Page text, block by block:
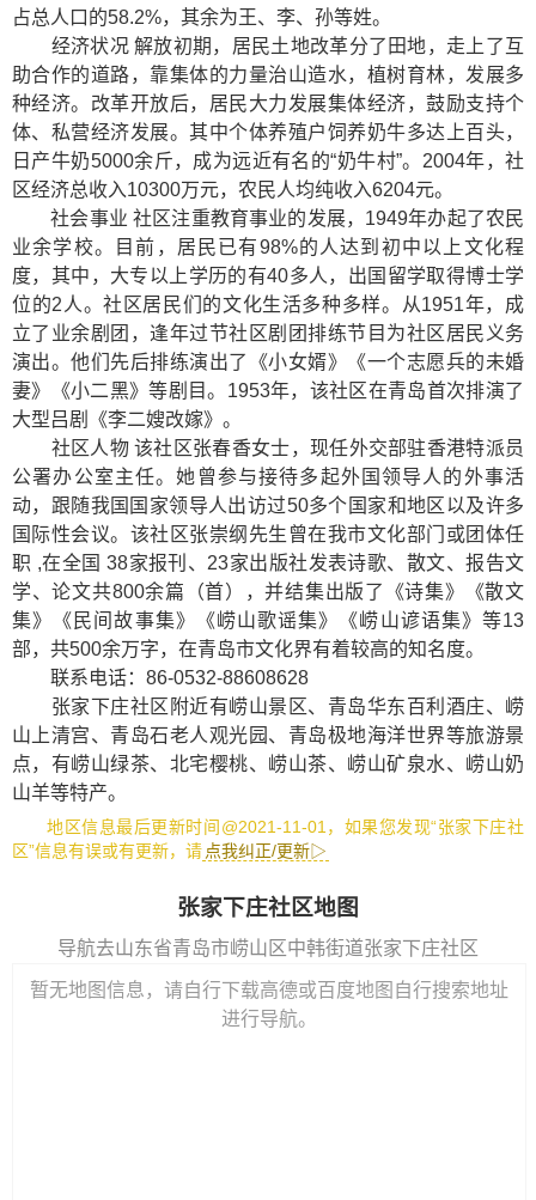
占总人口的58.2%，其余为王、李、孙等姓。
经济状况 解放初期，居民土地改革分了田地，走上了互
助合作的道路，靠集体的力量治山造水，植树育林，发展多
种经济。改革开放后，居民大力发展集体经济，鼓励支持个
体、私营经济发展。其中个体养殖户饲养奶牛多达上百头，
日产牛奶5000余斤，成为远近有名的“奶牛村”。2004年，社
区经济总收入10300万元，农民人均纯收入6204元。
社会事业 社区注重教育事业的发展，1949年办起了农民
业余学校。目前，居民已有98%的人达到初中以上文化程
度，其中，大专以上学历的有40多人，出国留学取得博士学
位的2人。社区居民们的文化生活多种多样。从1951年，成
立了业余剧团，逢年过节社区剧团排练节目为社区居民义务
演出。他们先后排练演出了《小女婿》《一个志愿兵的未婚
妻》《小二黑》等剧目。1953年，该社区在青岛首次排演了
大型吕剧《李二嫂改嫁》。
社区人物 该社区张春香女士，现任外交部驻香港特派员
公署办公室主任。她曾参与接待多起外国领导人的外事活
动，跟随我国国家领导人出访过50多个国家和地区以及许多
国际性会议。该社区张崇纲先生曾在我市文化部门或团体任
职 ,在全国 38家报刊、23家出版社发表诗歌、散文、报告文
学、论文共800余篇（首），并结集出版了《诗集》《散文
集》《民间故事集》《崂山歌谣集》《崂山谚语集》等13
部，共500余万字，在青岛市文化界有着较高的知名度。
联系电话：86-0532-88608628
张家下庄社区附近有崂山景区、 青岛华东百利酒庄、 崂
山上清宫、 青岛石老人观光园 、 青岛极地海洋世界等旅游景
点，有崂山绿茶、 北宅樱桃、 崂山茶、 崂山矿泉水、 崂山奶
山羊等特产。
地区信息最后更新时间@2021-11-01，如果您发现“张家下庄社
区”信息有误或有更新，请 点我纠正/更新▷
张家下庄社区地图
导航去山东省青岛市崂山区中韩街道张家下庄社区
暂无地图信息，请自行下载高德或百度地图自行搜索地址
进行导航。